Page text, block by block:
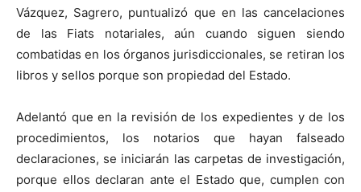
Vázquez, Sagrero, puntualizó que en las cancelaciones
de las Fiats notariales, aún cuando siguen siendo
combatidas en los órganos jurisdiccionales, se retiran los
libros y sellos porque son propiedad del Estado.
Adelantó que en la revisión de los expedientes y de los
procedimientos, los notarios que hayan falseado
declaraciones, se iniciarán las carpetas de investigación,
porque ellos declaran ante el Estado que, cumplen con